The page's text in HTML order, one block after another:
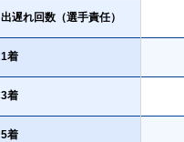
出遅れ回数（選手責任）
1着
3着
5着